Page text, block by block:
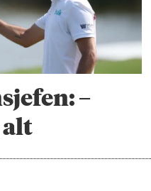
–
alt